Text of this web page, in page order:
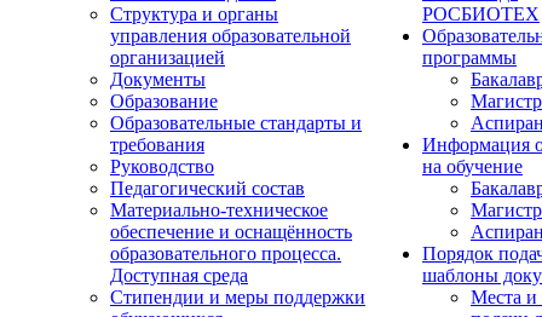
Структура и органы
управления образовательной
организацией
Документы
Образование
Образовательные стандарты и
требования
Руководство
Педагогический состав
Материально-техническое
обеспечение и оснащённость
образовательного процесса.
Доступная среда
Стипендии и меры поддержки
РОСБИОТЕХ
программы
Информация
на обучение
Порядок
шаблоны
Места и